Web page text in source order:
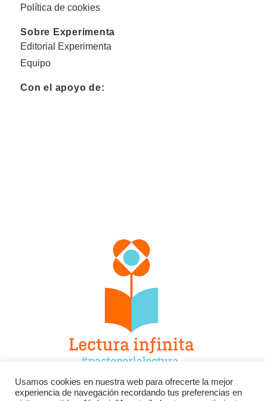
Política de cookies
Sobre Experimenta
Editorial Experimenta
Equipo
Con el apoyo de:
Usamos cookies en nuestra web para ofrecerte la mejor
experiencia de navegación recordando tus preferencias en